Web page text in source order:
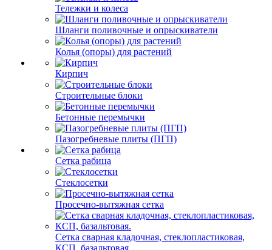
Тележки и колеса
Шланги поливочные и опрыскиватели
Колья (опоры) для растений
Кирпич
Строительные блоки
Бетонные перемычки
Пазогребневые плиты (ПГП)
Сетка рабица
Стеклосетки
Просечно-вытяжная сетка
Сетка сварная кладочная, стеклопластиковая,
КСП, базальтовая.